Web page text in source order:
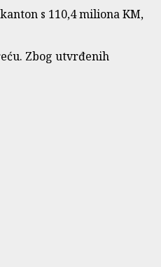
s 110,4 miliona KM,
Zbog utvrđenih